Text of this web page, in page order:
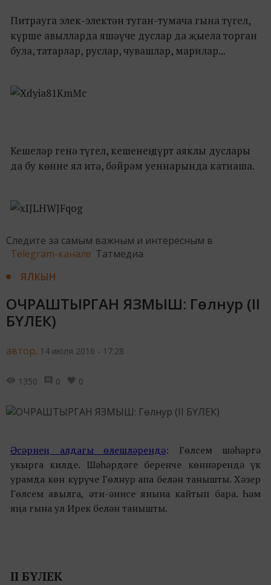
Питрауга элек-электән туган-тумача гына түгел,
күрше авылларда яшәүче дуслар да җыела торган
була, татарлар, руслар, чувашлар, марилар...
Кешеләр генә түгел, кешенең дүрт аяклы дуслары
да бу көнне ял итә, бәйрәм уеннарында катнаша.
Следите за самым важным и интересным в
Telegram-канале Татмедиа
ЯЛКЫН
ОЧРАШТЫРГАН ЯЗМЫШ: Гөлнур (II
БҮЛЕК)
автор, 14 июля 2016 - 17:28
1350 0 0
Әсәрнең алдагы өлешләрендә: Гөлсем шәһәргә
укырга килде. Шәһәрдәге беренче көннәрендә үк
урамда көн күрүче Гөлнур апа белән танышты. Хәзер
Гөлсем авылга, әти-әнисе янына кайтып бара. Һәм
яңа гына ул Ирек белән танышты.
II БҮЛЕК